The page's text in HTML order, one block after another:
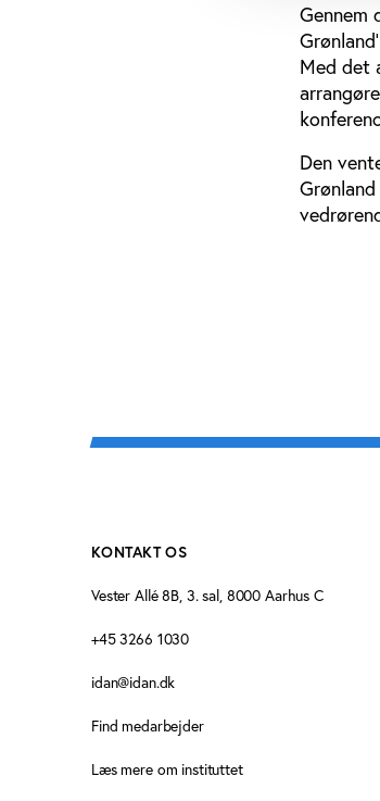
Gennem
Med det
Den
KONTAKT OS
Vester Allé 8B, 3. sal, 8000 Aarhus C
+45 3266 1030
idan@idan.dk
Find medarbejder
Læs mere om instituttet